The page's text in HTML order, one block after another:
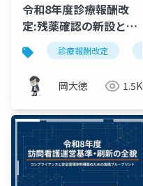
令和8年度診療報酬改
定:残薬確認の新設と3
領域連携の対応ポイン
ト
診療報酬改定
岡大徳 1.5K